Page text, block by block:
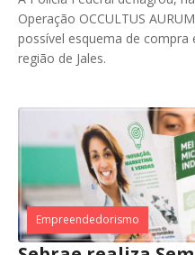
Operação OCCULTUS
possível esquema de compra
região de Jales.
Empreendedorismo